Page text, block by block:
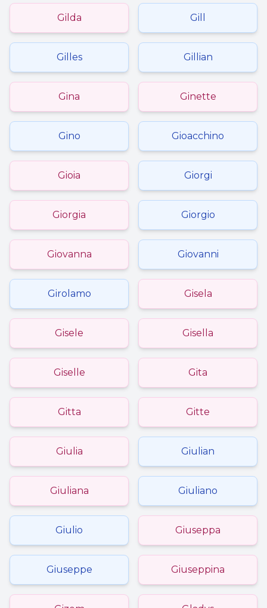
Gilda Gill
Gilles Gillian
Gina Ginette
Gino Gioacchino
Gioia Giorgi
Giorgia Giorgio
Giovanna Giovanni
Girolamo Gisela
Gisele Gisella
Giselle Gita
Gitta Gitte
Giulia Giulian
Giuliana Giuliano
Giulio Giuseppa
Giuseppe Giuseppina